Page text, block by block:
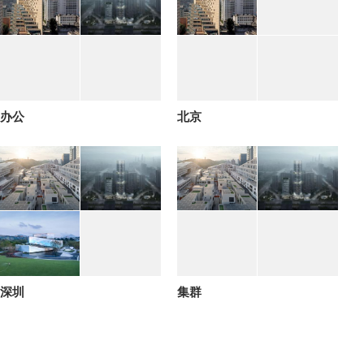
办公 北京
深圳 集群